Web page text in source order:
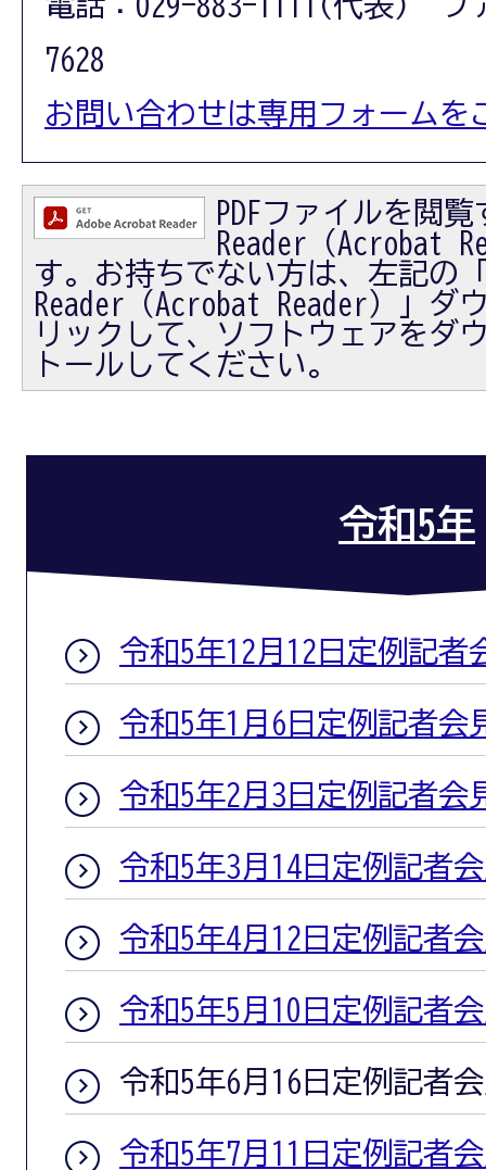
7628
お問い合わせは専用フォームを
PDFファイルを閲
Reader（Acrobat
す。お持ちでない方は、左記の
Reader（Acrobat Reader）」ダ
リックして、ソフトウェアをダ
トールしてください。
令和5年
令和5年12月12日定例記者
令和5年1月6日定例記者会
令和5年2月3日定例記者会
令和5年3月14日定例記者
令和5年4月12日定例記者
令和5年5月10日定例記者
令和5年6月16日定例記者
令和5年7月11日定例記者